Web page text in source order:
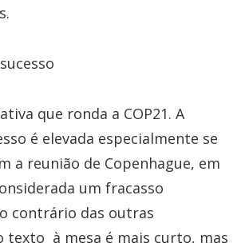
que ronda a COP21. A
é elevada especialmente se
a reunião de Copenhague, em
um fracasso
contrário das outras
texto à mesa é mais curto, mas